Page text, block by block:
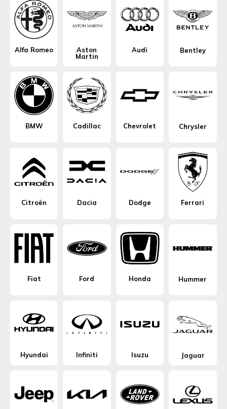
Alfa Romeo
Aston
Martin
Audi Bentley
BMW Cadillac Chevrolet Chrysler
Citroën Dacia Dodge Ferrari
Fiat Ford Honda Hummer
Hyundai Infiniti Isuzu Jaguar